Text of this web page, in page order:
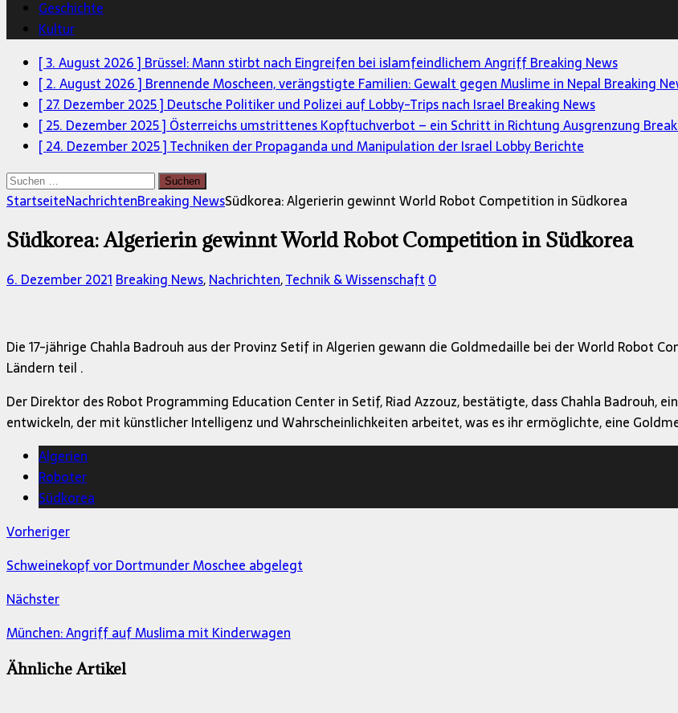
Geschichte
Kultur
[ 3. August 2026 ] Brüssel: Mann stirbt nach Eingreifen bei islamfeindlichem AngriffBreaking News
[ 2. August 2026 ] Brennende Moscheen, verängstigte Familien: Gewalt gegen Muslime in Nepal Breaking
[ 27. Dezember 2025 ] Deutsche Politiker und Polizei auf Lobby-Trips nach Israel Breaking News
[ 25. Dezember 2025 ] Österreichs umstrittenes Kopftuchverbot – ein Schritt in Richtung Ausgrenzung
[ 24. Dezember 2025 ]Techniken der Propaganda und Manipulation der Israel LobbyBerichte
Suchen
nach:
StartseiteNachrichtenBreaking NewsSüdkorea: Algerierin gewinnt World Robot Competition in Südkorea
Südkorea: Algerierin gewinnt World Robot Competition in Südkorea
6. Dezember 2021Breaking News,Nachrichten,Technik & Wissenschaft0
Die 17-jährige Chahla Badrouh aus der Provinz Setif in Algerien gewann die Goldmedaille bei der World Robot
Ländern teil .
Der Direktor des Robot Programming Education Center in Setif, Riad Azzouz, bestätigte, dass Chahla Badrouh,
entwickeln, der mit künstlicher Intelligenz und Wahrscheinlichkeiten arbeitet, was es ihr ermöglichte, eine
Algerien
Roboter
Südkorea
Vorheriger
Schweinekopf vor Dortmunder Moschee abgelegt
Nächster
München: Angriff auf Muslima mit Kinderwagen
Ähnliche Artikel